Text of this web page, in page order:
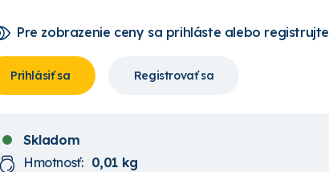
Pre zobrazenie ceny sa prihláste alebo registrujte
Prihlásiť sa Registrovať sa
Skladom
Hmotnosť: 0,01 kg